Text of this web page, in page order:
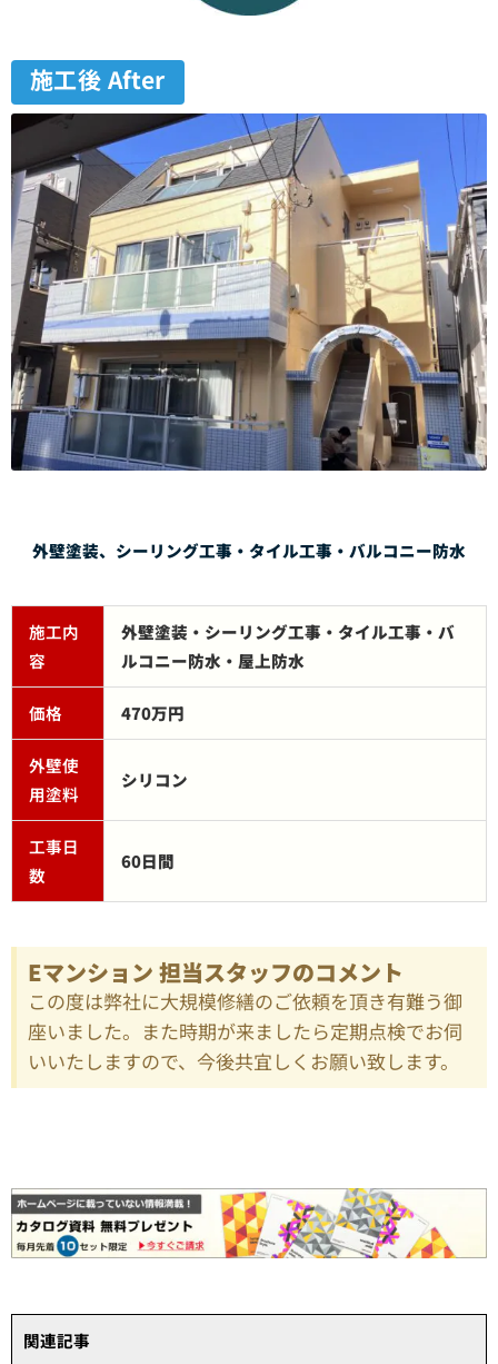
施工後 After
外壁塗装、シーリング工事・タイル工事・バルコニー防水
施工内
容
外壁塗装・シーリング工事・タイル工事・バ
ルコニー防水・屋上防水
価格 470万円
外壁使
用塗料
シリコン
工事日
数
60日間
Eマンション 担当スタッフのコメント
この度は弊社に大規模修繕のご依頼を頂き有難う御
座いました。また時期が来ましたら定期点検でお伺
いいたしますので、今後共宜しくお願い致します。
関連記事